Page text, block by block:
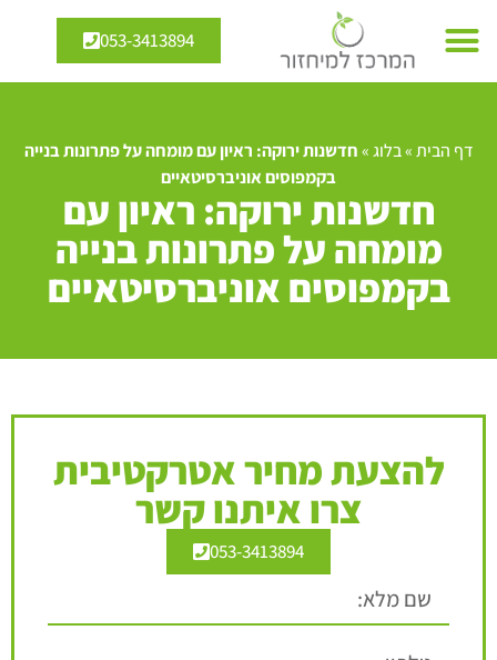
053-3413894
דף הבית»בלוג»חדשנות ירוקה: ראיון עם מומחה על פתרונות בנייה
בקמפוסים אוניברסיטאיים
חדשנות ירוקה: ראיון עם
מומחה על פתרונות בנייה
בקמפוסים אוניברסיטאיים
להצעת מחיר אטרקטיבית
צרו איתנו קשר
053-3413894